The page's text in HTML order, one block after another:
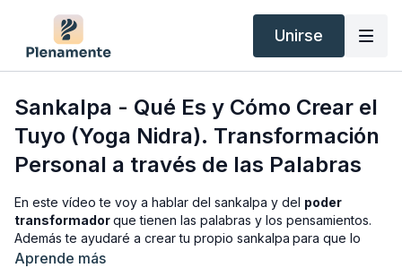
Unirse
Sankalpa - Qué Es y Cómo Crear el
Tuyo (Yoga Nidra). Transformación
Personal a través de las Palabras
En este vídeo te voy a hablar del sankalpa y del poder
transformadorque tienen las palabras y los pensamientos.
Además te ayudaré a crear tu propio sankalpa para que lo
utilices en tus sesiones de Yoga Nidra.
Aprende más